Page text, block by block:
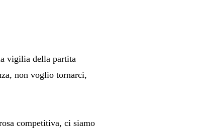
vigilia della partita
non voglio tornarci,
competitiva, ci siamo